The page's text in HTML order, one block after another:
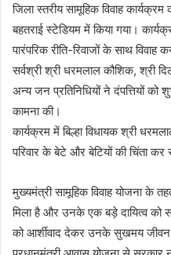
जिला स्तरीय सामूहिक विवाह
बहतराई स्टेडियम में किया गया।
पारंपरिक रीति-रिवाजों के साथ विवाह
सर्वश्री श्री धरमलाल कौशिक, श्री
अन्य जन प्रतिनिधियों ने दंपत्तियों
कामना की।
कार्यक्रम में बिल्हा विधायक श्री
परिवार के बेटे और बेटियों की चिंता कर
मुख्यमंत्री सामूहिक विवाह योजना के
मिला है और उनके एक बड़े दायित्व को
को आर्शीवाद देकर उनके सुखमय जीवन